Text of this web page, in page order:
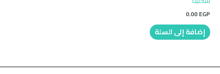
0.00EGP
إضافة إلى السلة